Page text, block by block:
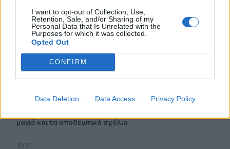
I want to opt-out of Collection, Use,
Retention, Sale, and/or Sharing of my
Personal Data that Is Unrelated with the
Purposes for which it was collected.
Opted Out
CONFIRM
Data Deletion Data Access Privacy Policy
10:40
Ηλικιωμένη ανασύρθηκε νεκρή από τη θάλασσα στην
Κατερίνη
«Σαλπάρουμε για Γυμνάσιο!» από το ΚΕΣΑΝ Ηρακλείου
μαγιό και τα αποθεωτικά σχόλια
10:31